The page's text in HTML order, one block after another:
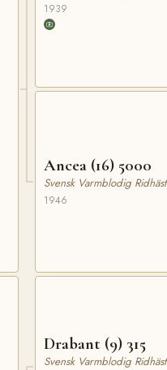
1939
Ancea (16) 5000
Svensk Varmblodig Ridhäst
1946
Drabant (9) 315
Svensk Varmblodig Ridhäst